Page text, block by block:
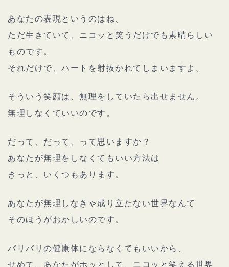
あなたの表現というのはね、
ただ生きていて、ニコッと笑うだけでも素晴らしい
ものです。
それだけで、ハートを射抜かれてしまいますよ。
そういう笑顔は、無理をしていたら出せません。
無理しなくていいのです。
だって、だって、って思いますか？
あなたが無理をしなくてもいい方法は
きっと、いくつもあります。
あなたが無理しなきゃ成り立たない世界なんて
そのほうがおかしいのです。
バリバリの健康体にならなくてもいいから、
せめて、あなたがホッとして、ニコッと笑える世界